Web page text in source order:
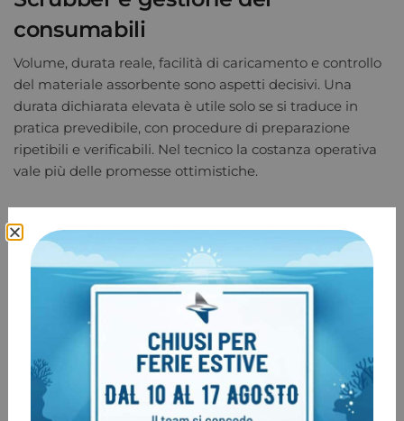
consumabili
Volume, durata reale, facilità di caricamento e controllo
del materiale assorbente sono aspetti decisivi. Una
durata dichiarata elevata è utile solo se si traduce in
pratica prevedibile, con procedure di preparazione
ripetibili e verificabili. Nel tecnico la costanza operativa
vale più delle promesse ottimistiche.
BOV, bailout e gestione
emergenze
Su questo punto non conviene cercare scorciatoie. La
presenza di un BOV ben integrato e una configurazione
bailout coerente con ambiente, profondità e team
fanno parte della sicurezza operativa. Non basta avere
una bombola di emergenza. Bisogna che il passaggio
sia immediato, naturale e addestrato.